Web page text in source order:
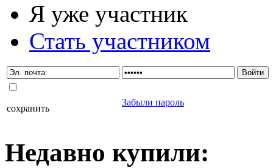
Я уже участник
Стать участником
сохранить
Забыли пароль
Недавно купили: